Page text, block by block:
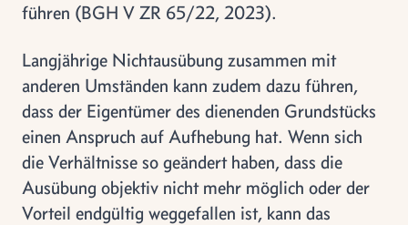
führen (BGH V ZR 65/22, 2023).
Langjährige Nichtausübung zusammen mit
anderen Umständen kann zudem dazu führen,
dass der Eigentümer des dienenden Grundstücks
einen Anspruch auf Aufhebung hat. Wenn sich
die Verhältnisse so geändert haben, dass die
Ausübung objektiv nicht mehr möglich oder der
Vorteil endgültig weggefallen ist, kann das